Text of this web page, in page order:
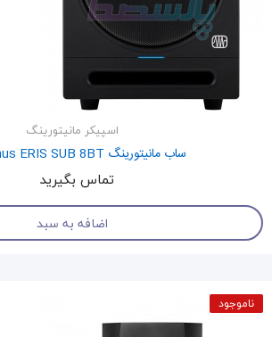
اسپیکر مانیتورینگ
ساب مانیتورینگ PreSonus ERIS SUB 8BT
تماس بگیرید
اضافه به سبد
ناموجود